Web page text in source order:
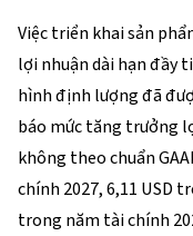
Việc triển khai sản
lợi nhuận dài hạn đầy
hình định lượng đã
báo mức tăng trưởng
không theo chuẩn
chính 2027, 6,11 USD
trong năm tài chính